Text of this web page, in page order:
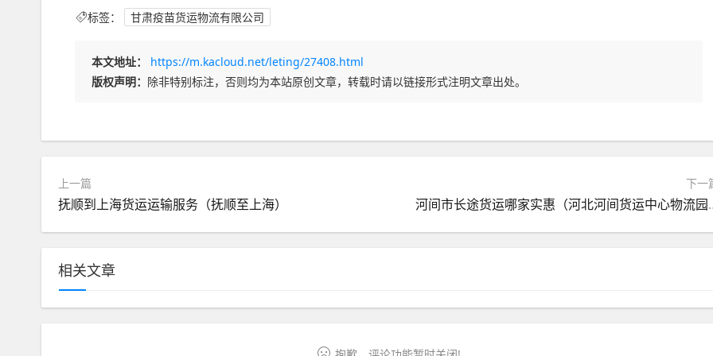
标签： 甘肃疫苗货运物流有限公司
本文地址：
https://m.kacloud.net/leting/27408.html
版权声明： 除非特别标注，否则均为本站原创文章，转载时请以链接形式注明文章出处。
上一篇
抚顺到上海货运运输服务（抚顺至上海）
下一
河间市长途货
相关文章